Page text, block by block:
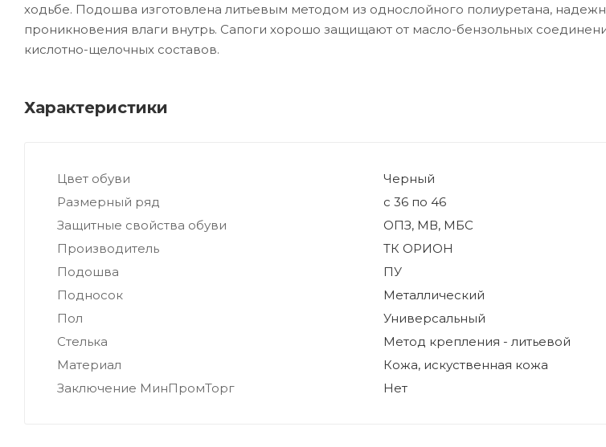
ходьбе. Подошва изготовлена литьевым методом из однослойного полиуретана,
проникновения влаги внутрь. Сапоги хорошо защищают от масло-бензольных
кислотно-щелочных составов.
Характеристики
Цвет обуви
Черный
Размерный ряд
с 36 по 46
Защитные свойства обуви
ОПЗ, МВ, МБС
Производитель
ТК ОРИОН
Подошва
ПУ
Подносок
Металлический
Пол
Универсальный
Стелька
Метод крепления - литьевой
Материал
Кожа, искуственная кожа
Заключение МинПромТорг
Нет